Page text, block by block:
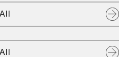
All
All